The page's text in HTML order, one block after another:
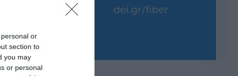
or
section to
you may
or personal